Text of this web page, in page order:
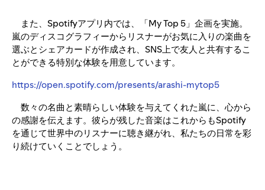
また、Spotifyアプリ内では、「My Top 5」企画を実施。
嵐のディスコグラフィーからリスナーがお気に入りの楽曲を
選ぶとシェアカードが作成され、SNS上で友人と共有するこ
とができる特別な体験を用意しています。
https://open.spotify.com/presents/arashi-mytop5
数々の名曲と素晴らしい体験を与えてくれた嵐に、心から
の感謝を伝えます。彼らが残した音楽はこれからもSpotify
を通じて世界中のリスナーに聴き継がれ、私たちの日常を彩
り続けていくことでしょう。